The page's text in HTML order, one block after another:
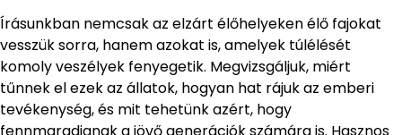
Írásunkban nemcsak az elzárt élőhelyeken élő fajokat
vesszük sorra, hanem azokat is, amelyek túlélését
komoly veszélyek fenyegetik. Megvizsgáljuk, miért
tűnnek el ezek az állatok, hogyan hat rájuk az emberi
tevékenység, és mit tehetünk azért, hogy